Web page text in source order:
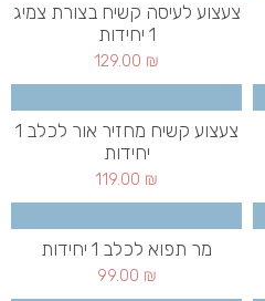
צעצוע לעיסה קשיח בצורת צמיג
1 יחידות
129.00 ₪
צעצוע קשיח מחזיר אור לכלב 1
יחידות
119.00 ₪
מר תפוא לכלב 1 יחידות
99.00 ₪